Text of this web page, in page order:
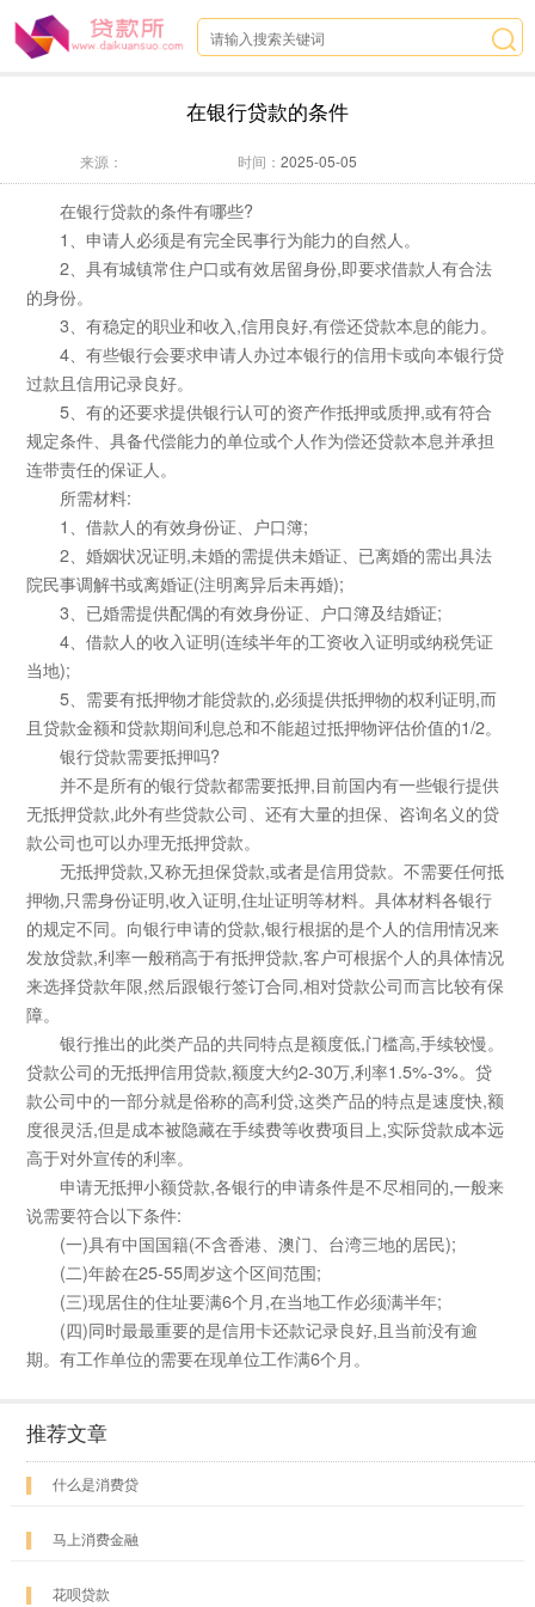
在银行贷款的条件
来源： 时间： 2025-05-05
在银行贷款的条件有哪些?
1、申请人必须是有完全民事行为能力的自然人。
2、具有城镇常住户口或有效居留身份,即要求借款人有合法
的身份。
3、有稳定的职业和收入,信用良好,有偿还贷款本息的能力。
4、有些银行会要求申请人办过本银行的信用卡或向本银行贷
过款且信用记录良好。
5、有的还要求提供银行认可的资产作抵押或质押,或有符合
规定条件、具备代偿能力的单位或个人作为偿还贷款本息并承担
连带责任的保证人。
所需材料:
1、借款人的有效身份证、户口簿;
2、婚姻状况证明,未婚的需提供未婚证、已离婚的需出具法
院民事调解书或离婚证(注明离异后未再婚);
3、已婚需提供配偶的有效身份证、户口簿及结婚证;
4、借款人的收入证明(连续半年的工资收入证明或纳税凭证
当地);
5、需要有抵押物才能贷款的,必须提供抵押物的权利证明,而
且贷款金额和贷款期间利息总和不能超过抵押物评估价值的1/2。
银行贷款需要抵押吗?
并不是所有的银行贷款都需要抵押,目前国内有一些银行提供
无抵押贷款,此外有些贷款公司、还有大量的担保、咨询名义的贷
款公司也可以办理无抵押贷款。
无抵押贷款,又称无担保贷款,或者是信用贷款。不需要任何抵
押物,只需身份证明,收入证明,住址证明等材料。具体材料各银行
的规定不同。向银行申请的贷款,银行根据的是个人的信用情况来
发放贷款,利率一般稍高于有抵押贷款,客户可根据个人的具体情况
来选择贷款年限,然后跟银行签订合同,相对贷款公司而言比较有保
障。
银行推出的此类产品的共同特点是额度低,门槛高,手续较慢。
贷款公司的无抵押信用贷款,额度大约2-30万,利率1.5%-3%。贷
款公司中的一部分就是俗称的高利贷,这类产品的特点是速度快,额
度很灵活,但是成本被隐藏在手续费等收费项目上,实际贷款成本远
高于对外宣传的利率。
申请无抵押小额贷款,各银行的申请条件是不尽相同的,一般来
说需要符合以下条件:
(一)具有中国国籍(不含香港、澳门、台湾三地的居民);
(二)年龄在25-55周岁这个区间范围;
(三)现居住的住址要满6个月,在当地工作必须满半年;
(四)同时最最重要的是信用卡还款记录良好,且当前没有逾
期。有工作单位的需要在现单位工作满6个月。
推荐文章
▌ 什么是消费贷
▌ 马上消费金融
▌ 花呗贷款